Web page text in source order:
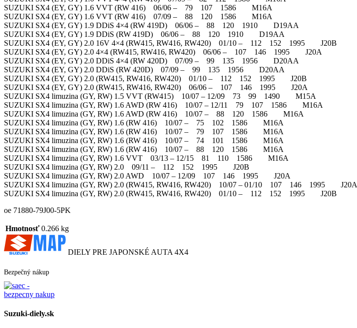
SUZUKI SX4 (EY, GY) 1.6 VVT (RW 416) 06/06 – 79 107 1586 M16A
SUZUKI SX4 (EY, GY) 1.6 VVT (RW 416) 07/09 – 88 120 1586 M16A
SUZUKI SX4 (EY, GY) 1.9 DDiS 4×4 (RW 419D) 06/06 – 88 120 1910 D19AA
SUZUKI SX4 (EY, GY) 1.9 DDiS (RW 419D) 06/06 – 88 120 1910 D19AA
SUZUKI SX4 (EY, GY) 2.0 16V 4×4 (RW415, RW416, RW420) 01/10 – 112 152 1995 J20B
SUZUKI SX4 (EY, GY) 2.0 4×4 (RW415, RW416, RW420) 06/06 – 107 146 1995 J20A
SUZUKI SX4 (EY, GY) 2.0 DDiS 4×4 (RW 420D) 07/09 – 99 135 1956 D20AA
SUZUKI SX4 (EY, GY) 2.0 DDiS (RW 420D) 07/09 – 99 135 1956 D20AA
SUZUKI SX4 (EY, GY) 2.0 (RW415, RW416, RW420) 01/10 – 112 152 1995 J20B
SUZUKI SX4 (EY, GY) 2.0 (RW415, RW416, RW420) 06/06 – 107 146 1995 J20A
SUZUKI SX4 limuzina (GY, RW) 1.5 VVT (RW415) 10/07 – 12/09 73 99 1490 M15A
SUZUKI SX4 limuzina (GY, RW) 1.6 AWD (RW 416) 10/07 – 12/11 79 107 1586 M16A
SUZUKI SX4 limuzina (GY, RW) 1.6 AWD (RW 416) 10/07 – 88 120 1586 M16A
SUZUKI SX4 limuzina (GY, RW) 1.6 (RW 416) 10/07 – 75 102 1586 M16A
SUZUKI SX4 limuzina (GY, RW) 1.6 (RW 416) 10/07 – 79 107 1586 M16A
SUZUKI SX4 limuzina (GY, RW) 1.6 (RW 416) 10/07 – 74 101 1586 M16A
SUZUKI SX4 limuzina (GY, RW) 1.6 (RW 416) 10/07 – 88 120 1586 M16A
SUZUKI SX4 limuzina (GY, RW) 1.6 VVT 03/13 – 12/15 81 110 1586 M16A
SUZUKI SX4 limuzina (GY, RW) 2.0 09/11 – 112 152 1995 J20B
SUZUKI SX4 limuzina (GY, RW) 2.0 AWD 10/07 – 12/09 107 146 1995 J20A
SUZUKI SX4 limuzina (GY, RW) 2.0 (RW415, RW416, RW420) 10/07 – 01/10 107 146 1995 J20A
SUZUKI SX4 limuzina (GY, RW) 2.0 (RW415, RW416, RW420) 01/10 – 112 152 1995 J20B
oe 71880-79J00-5PK
Hmotnosť 0.266 kg
DIELY PRE JAPONSKÉ AUTA 4X4
Bezpečný nákup
Suzuki-diely.sk